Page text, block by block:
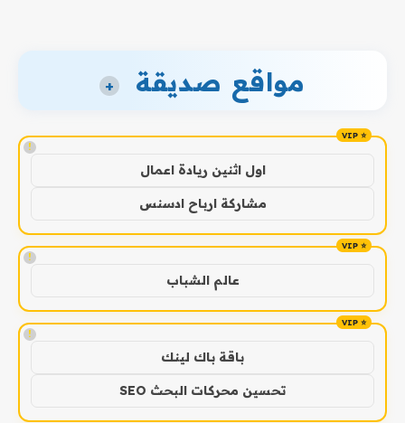
مواقع صديقة +
!
اول اثنين ريادة اعمال
مشاركة ارباح ادسنس
!
عالم الشباب
!
باقة باك لينك
تحسين محركات البحث SEO